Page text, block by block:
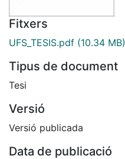
Fitxers
UFS_TESIS.pdf (10.34 MB)
Tipus de document
Tesi
Versió
Versió publicada
Data de publicació